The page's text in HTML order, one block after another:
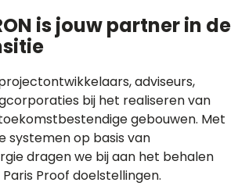
is jouw partner in de
adviseurs,
bij het realiseren van
gebouwen. Met
systemen op basis van
dragen we bij aan het behalen
Paris Proof doelstellingen.